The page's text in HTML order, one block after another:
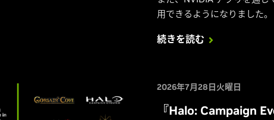
用できるようになりました。
続きを読む
2026年7月28日火曜日
『Halo: Campaign